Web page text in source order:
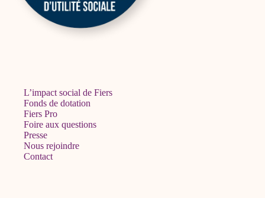
L’impact social de Fiers
Fonds de dotation
Fiers Pro
Foire aux questions
Presse
Nous rejoindre
Contact